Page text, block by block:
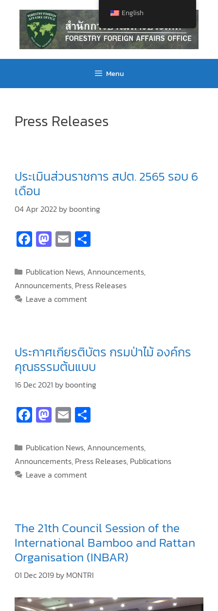
Menu
Press Releases
ประเมินส่วนราชการ สปต. 2565 รอบ 6
เดือน
04 Apr 2022 by boonting
Fa
ce
b
o
o
M
as
to
d
o
E
m
ai
l
ar
e
Publication News, Announcements,
Announcements, Press Releases
Leave a comment
ประกาศเกียรติบัตร กรมป่าไม้ องค์กร
คุณธรรมต้นแบบ
16 Dec 2021 by boonting
Fa
ce
b
o
o
M
as
to
d
o
E
m
ai
l
ar
e
Publication News, Announcements,
Announcements, Press Releases, Publications
Leave a comment
The 21th Council Session of the
International Bamboo and Rattan
Organisation (INBAR)
01 Dec 2019 by MONTRI
English